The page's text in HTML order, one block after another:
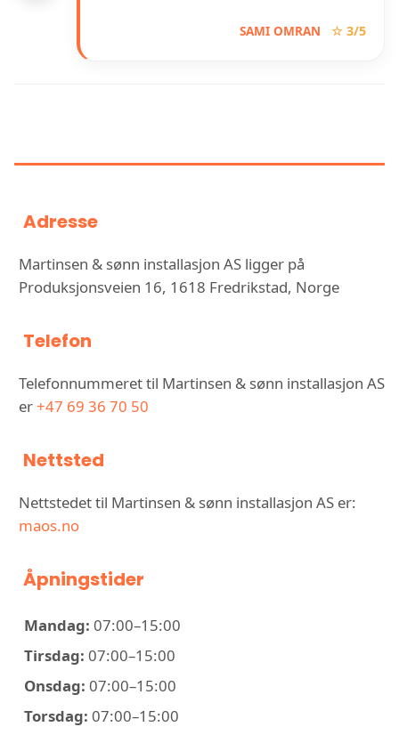
SAMI OMRAN ☆ 3/5
Adresse
Martinsen & sønn installasjon AS ligger på
Produksjonsveien 16, 1618 Fredrikstad, Norge
Telefon
Telefonnummeret til Martinsen & sønn installasjon AS
er+47 69 36 70 50
Nettsted
Nettstedet til Martinsen & sønn installasjon AS er:
maos.no
Åpningstider
Mandag: 07:00–15:00
Tirsdag: 07:00–15:00
Onsdag: 07:00–15:00
Torsdag: 07:00–15:00